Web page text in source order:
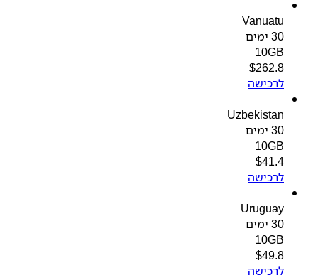
Vanuatu
10GB
$262.8
לרכישה
Uzbekistan
10GB
$41.4
לרכישה
Uruguay
10GB
$49.8
לרכישה